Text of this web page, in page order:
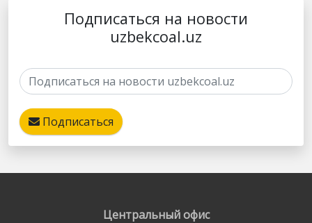
Подписаться на новости
uzbekcoal.uz
Подписаться
Центральный офис